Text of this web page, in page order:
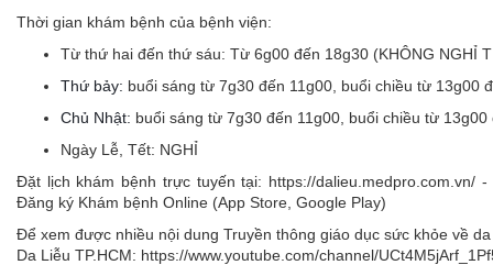
Thời gian khám bệnh của bệnh viện:
Từ thứ hai đến thứ sáu: Từ 6g00 đến 18g30 (KHÔNG NGHỈ
Thứ bảy: buổi sáng từ 7g30 đến 11g00, buổi chiều từ 13g00
Chủ Nhật: buổi sáng từ 7g30 đến 11g00, buổi chiều từ 13g00
Ngày Lễ, Tết: NGHỈ
Đặt lịch khám bệnh trực tuyến tại: https://dalieu.medpro.com.vn/
Đăng ký Khám bệnh Online (App Store, Google Play)
Để xem được nhiều nội dung Truyền thông giáo dục sức khỏe về
Da Liễu TP.HCM: https://www.youtube.com/channel/